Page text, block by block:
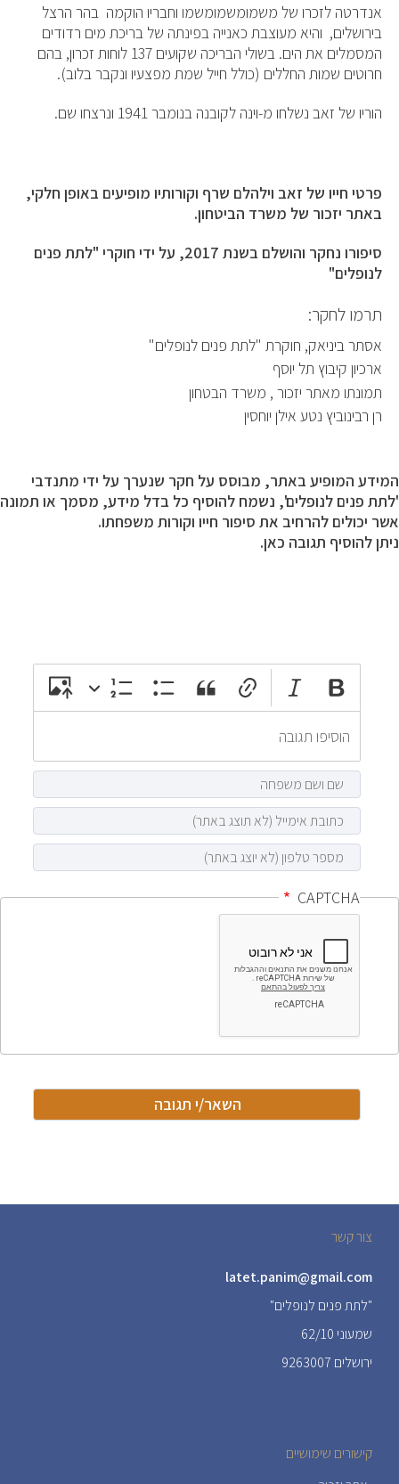
אנדרטה לזכרו של משמומשמומשמו וחבריו הוקמה בהר הרצל
בירושלים, והיא מעוצבת כאנייה בפינתה של בריכת מים רדודים
המסמלים את הים. בשולי הבריכה שקועים 137 לוחות זכרון, בהם
חרוטים שמות החללים (כולל חייל שמת מפצעיו ונקבר בלוב).
הוריו של זאב נשלחו מ-וינה לקובנה בנומבר 1941 ונרצחו שם.
פרטי חייו של זאב וילהלם שרף וקורותיו מופיעים באופן חלקי,
באתר יזכור של משרד הביטחון.
סיפורו נחקר והושלם בשנת 2017, על ידי חוקרי "לתת פנים
לנופלים"
תרמו לחקר:
אסתר ביניאק, חוקרת "לתת פנים לנופלים"
ארכיון קיבוץ תל יוסף
תמונתו מאתר יזכור , משרד הבטחון
רן רבינוביץ נטע אילן יוחסין
המידע המופיע באתר, מבוסס על חקר שנערך על ידי מתנדבי
'לתת פנים לנופלים', נשמח להוסיף כל בדל מידע, מסמך או תמונה
אשר יכולים להרחיב את סיפור חייו וקורות משפחתו.
ניתן להוסיף תגובה כאן.
attach_file
photo_camera
CAPTCHA
צור קשר
latet.panim@gmail.com
"לתת פנים לנופלים"
שמעוני 62/10
ירושלים 9263007
קישורים שימושיים